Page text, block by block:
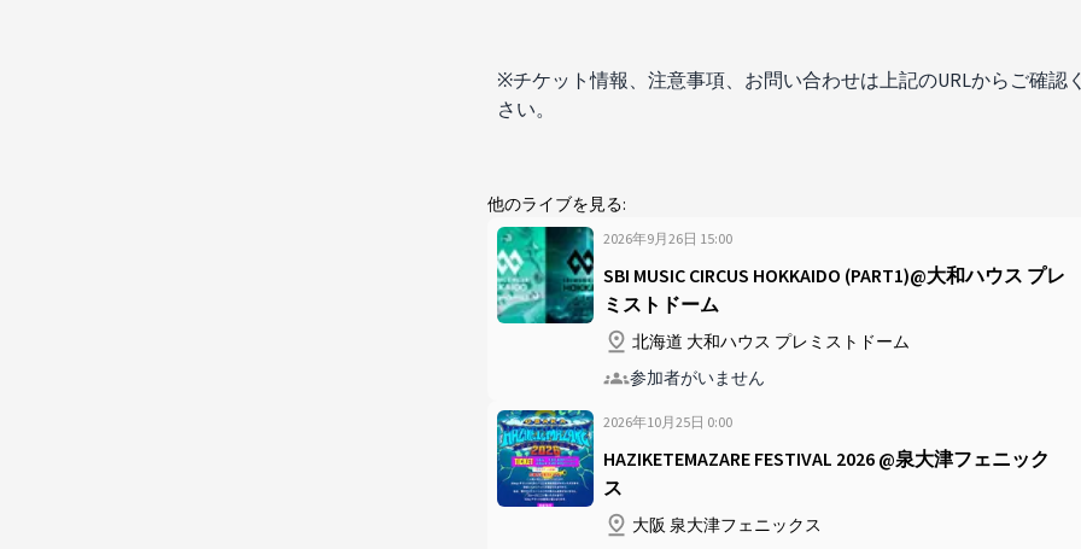
※チケット情報、注意事項、お問い合わせは上記のURLからご確認
さい。
他のライブを見る:
2026年9月26日 15:00
SBI MUSIC CIRCUS HOKKAIDO (PART1)@大和ハウス プレ
ミストドーム
北海道 大和ハウス プレミストドーム
参加者がいません
2026年10月25日 0:00
HAZIKETEMAZARE FESTIVAL 2026 @泉大津フェニック
ス
大阪 泉大津フェニックス